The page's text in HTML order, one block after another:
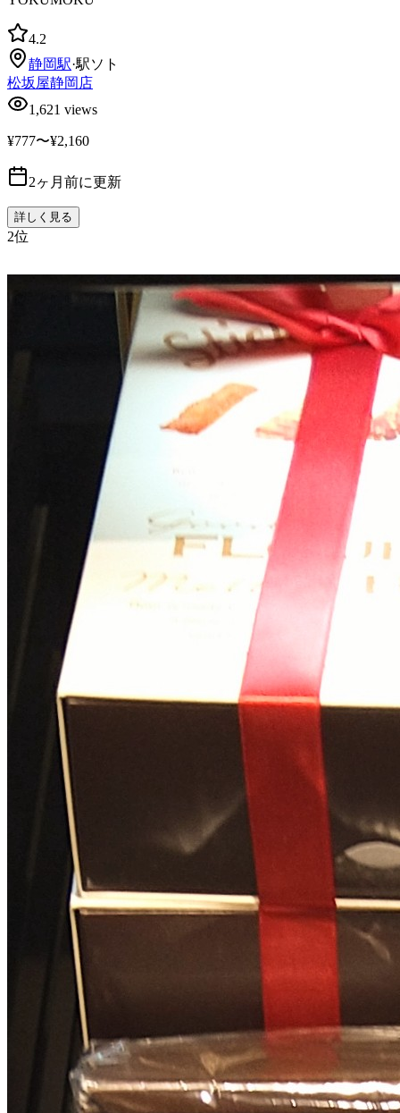
4.2
静岡駅·駅ソト
松坂屋静岡店
1,621 views
¥777〜¥2,160
2ヶ月前に更新
詳しく見る
2位